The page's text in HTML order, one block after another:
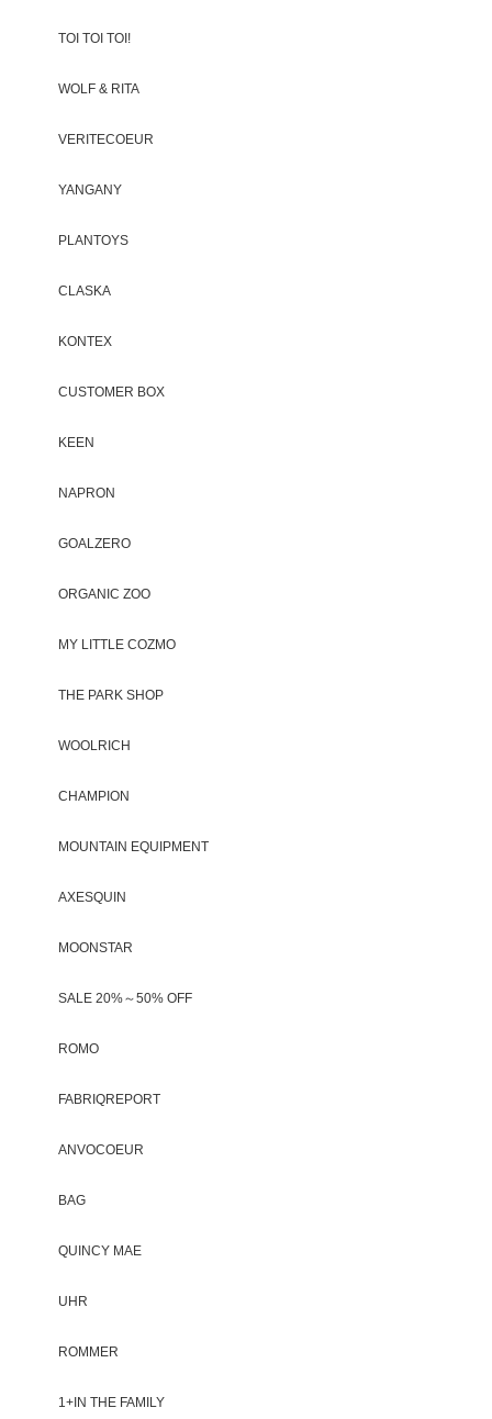
TOI TOI TOI!
WOLF & RITA
VERITECOEUR
YANGANY
PLANTOYS
CLASKA
KONTEX
CUSTOMER BOX
KEEN
NAPRON
GOALZERO
ORGANIC ZOO
MY LITTLE COZMO
THE PARK SHOP
WOOLRICH
CHAMPION
MOUNTAIN EQUIPMENT
AXESQUIN
MOONSTAR
SALE 20%～50% OFF
ROMO
FABRIQREPORT
ANVOCOEUR
BAG
QUINCY MAE
UHR
ROMMER
1+IN THE FAMILY